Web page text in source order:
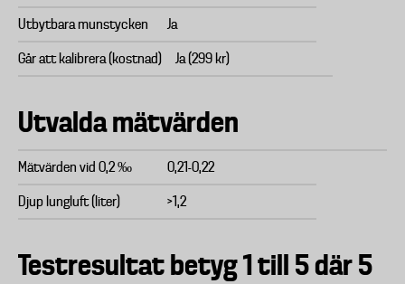
Utbytbara munstycken Ja
Går att kalibrera (kostnad) Ja (299 kr)
Utvalda mätvärden
Mätvärden vid 0,2 ‰ 0,21-0,22
Djup lungluft (liter) >1,2
Testresultat betyg 1 till 5 där 5